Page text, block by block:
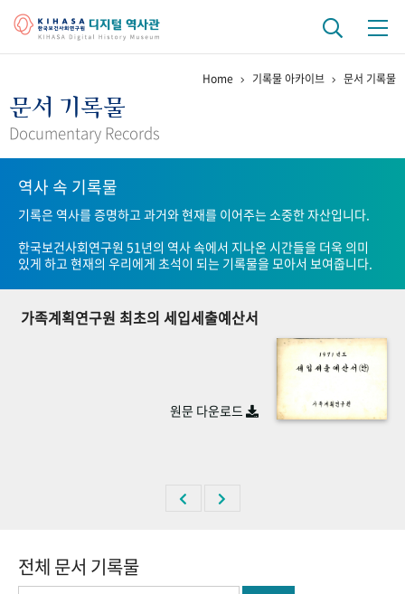
걸어온 길 기관 변천사
연구 역사
정책과 연구 키워드로 보는 연구 역사
연구자들
기록물 아카이브
사진 아카이브 문서 기록물 행정박물
숫자로 보는 50년 50+1주년 광장
Home 기록물 아카이브 문서 기록물
문서 기록물
Documentary Records
역사 속 기록물
기록은 역사를 증명하고 과거와 현재를 이어주는 소중한 자산입니다.
한국보건사회연구원 51년의 역사 속에서 지나온 시간들을 더욱 의미
있게 하고 현재의 우리에게 초석이 되는 기록물을 모아서 보여줍니다.
가족계획연구원 최초의 세입세출예산서
원문 다운로드
전체 문서 기록물